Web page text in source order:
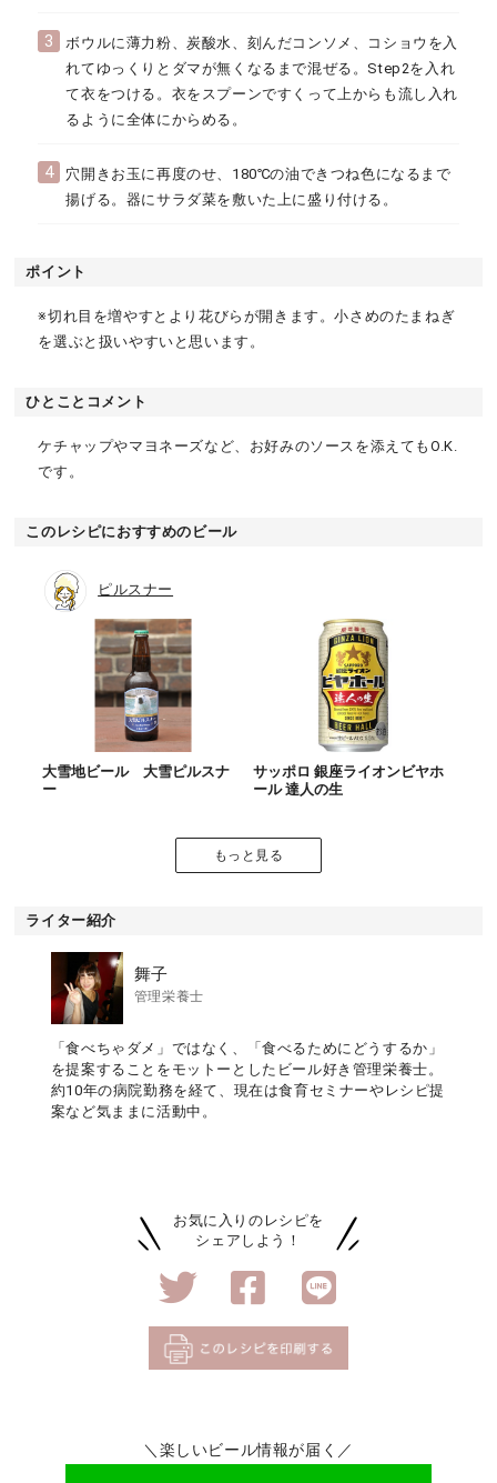
3
ボウルに薄力粉、炭酸水、刻んだコンソメ、コショウを入
れてゆっくりとダマが無くなるまで混ぜる。Step2を入れ
て衣をつける。衣をスプーンですくって上からも流し入れ
るように全体にからめる。
4
穴開きお玉に再度のせ、180℃の油できつね色になるまで
揚げる。器にサラダ菜を敷いた上に盛り付ける。
ポイント
※切れ目を増やすとより花びらが開きます。小さめのたまねぎ
を選ぶと扱いやすいと思います。
ひとことコメント
ケチャップやマヨネーズなど、お好みのソースを添えてもO.K.
です。
このレシピにおすすめのビール
ピルスナー
大雪地ビール 大雪ピルスナ
ー
サッポロ 銀座ライオンビヤホ
ール 達人の生
もっと見る
ライター紹介
舞子
管理栄養士
「食べちゃダメ」ではなく、「食べるためにどうするか」
を提案することをモットーとしたビール好き管理栄養士。
約10年の病院勤務を経て、現在は食育セミナーやレシピ提
案など気ままに活動中。
お気に入りのレシピを
シェアしよう！
＼楽しいビール情報が届く／